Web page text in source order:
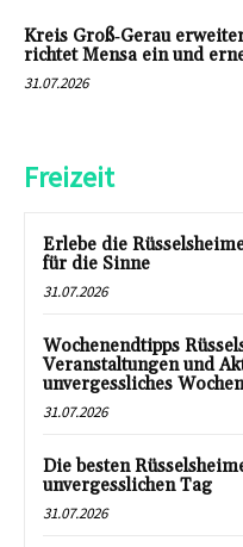
Kreis Groß‑Gerau
richtet Mensa ein und
31.07.2026
Freizeit
Erlebe die
für die Sinne
31.07.2026
Wochenendtipps
Veranstaltungen und
unvergessliches
31.07.2026
Die besten
unvergesslichen Tag
31.07.2026